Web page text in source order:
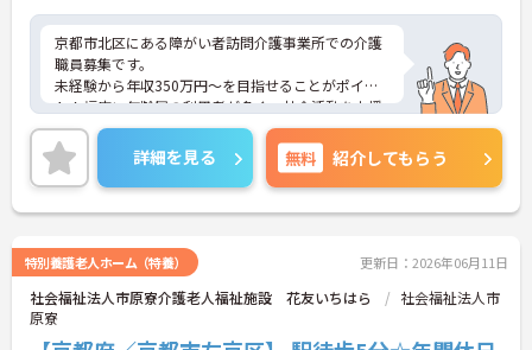
京都市北区にある障がい者訪問介護事業所での介護
職員募集です。
未経験から年収350万円～を目指せることがポイン
ト！幅広い年齢層の利用者が多く、社会活動を支援
するやりがいがあります。ご家族と一緒になって
日々の暮らしをサポートしましょう！
ご興味ある方には、面接対策ポイントなど、さらに
詳細をお話しいたしますのでお気軽にご相談くださ
い。
詳細を見る 無料 紹介してもらう
特別養護老人ホーム（特養） 更新日：2026年06月11日
社会福祉法人市原寮介護老人福祉施設 花友いちはら
社会福祉法人市
原寮